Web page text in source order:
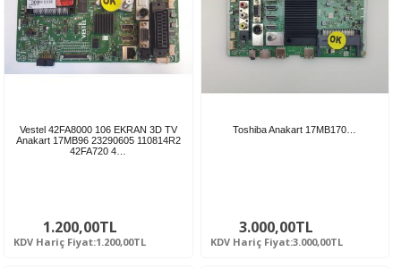
Vestel 42FA8000 106 EKRAN 3D TV
Anakart 17MB96 23290605 110814R2
42FA720 4…
1.200,00TL
KDV Hariç Fiyat:1.200,00TL
Toshiba Anakart 17MB170…
3.000,00TL
KDV Hariç Fiyat:3.000,00TL